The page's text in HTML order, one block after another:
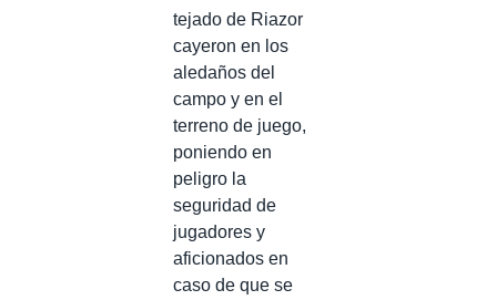
tejado de Riazor
cayeron en los
aledaños del
campo y en el
terreno de juego,
poniendo en
peligro la
seguridad de
jugadores y
aficionados en
caso de que se